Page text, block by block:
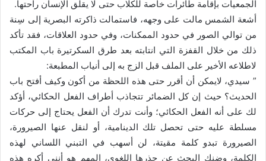
الجمعيات بإقامة طائرات خاصة للكلاب حتى لا يقلق الإنسان راحتها.
أشعة الشمس مالت على وجهه، فاستمالت ذاكرته البصرية إلى سِنة
من توالي الصور في حدود الممكنات، وفي حدود العلاقات، فقد تأكد
ذلك من خلال القفزة التي انتابته بعد طرق السكرتيرة باب المكتب
لاطلاعه الأخير على الملف قبل الزج به إلى أنياب المطبعة:
” سيدي، لايمكن أن أقرر حتى هذه اللحظة من أكون وكيف أفتح باب
الحديث؟ حيث إن كل الضمائر تتجاذب أطراف الفعل الحكائي، أؤكد
لك على أنه الفعل الحكائي؛ وأنت تدرك أن الفعل يحتاج إلى حركات
مسلطة عليه حتى تحصل تلك الدينامية، أو لنقل عنها الصيرورة،
الصيرورة تبدو كلمة مقيتة، لن أسهب في التبني اللساني لهذه
الكلمة، وضنك البحث عن جذرها اللغوي، المهم هو أنني أكره هذه